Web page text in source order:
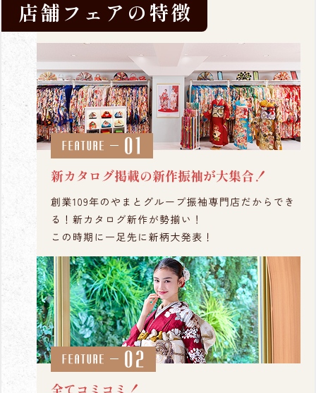
店舗フェアの特徴